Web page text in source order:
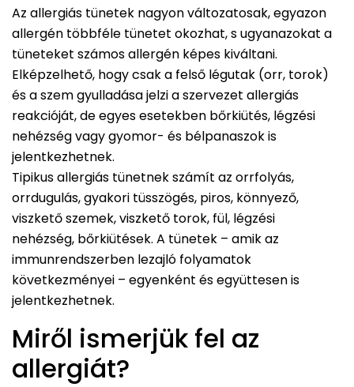
Az allergiás tünetek nagyon változatosak, egyazon
allergén többféle tünetet okozhat, s ugyanazokat a
tüneteket számos allergén képes kiváltani.
Elképzelhető, hogy csak a felső légutak (orr, torok)
és a szem gyulladása jelzi a szervezet allergiás
reakcióját, de egyes esetekben bőrkiütés, légzési
nehézség vagy gyomor- és bélpanaszok is
jelentkezhetnek.
Tipikus allergiás tünetnek számít az orrfolyás,
orrdugulás, gyakori tüsszögés, piros, könnyező,
viszkető szemek, viszkető torok, fül, légzési
nehézség, bőrkiütések. A tünetek – amik az
immunrendszerben lezajló folyamatok
következményei – egyenként és együttesen is
jelentkezhetnek.
Miről ismerjük fel az
allergiát?